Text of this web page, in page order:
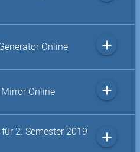
Online add
Online add
2. Semester 2019
add